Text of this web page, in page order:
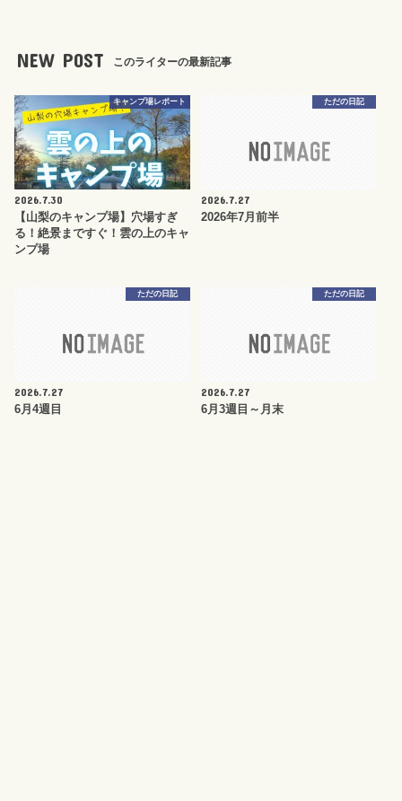
NEW POST このライターの最新記事
キャンプ場レポート
2026.7.30
【山梨のキャンプ場】穴場すぎ
る！絶景まですぐ！雲の上のキャ
ンプ場
ただの日記
2026.7.27
2026年7月前半
ただの日記
2026.7.27
6月4週目
ただの日記
2026.7.27
6月3週目～月末